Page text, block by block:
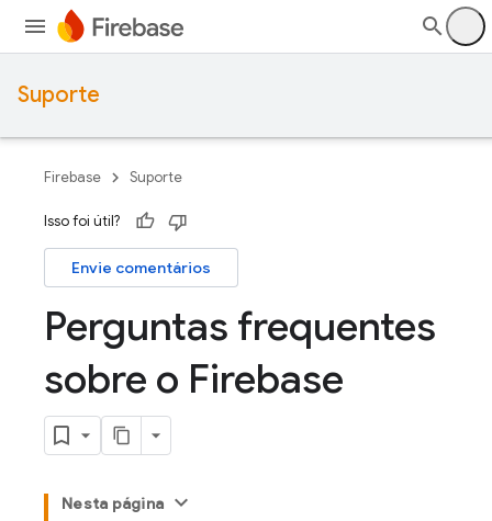
Suporte
Firebase Suporte
Isso foi útil?
Envie comentários
Perguntas frequentes
sobre o Firebase
Nesta página